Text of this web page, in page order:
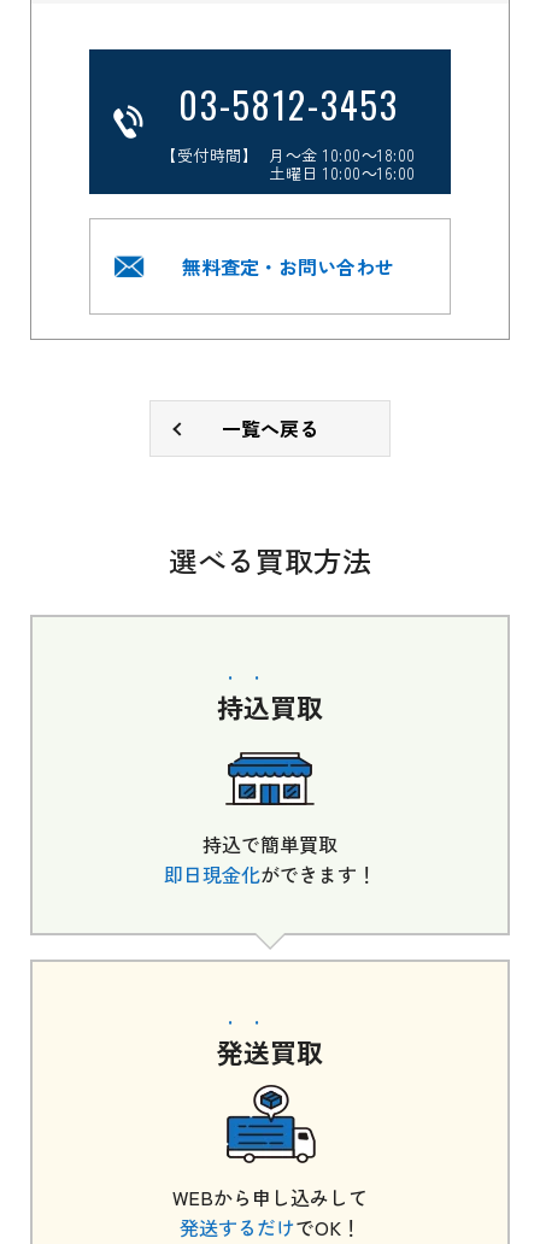
03-5812-3453
【受付時間】 月～金 10:00～18:00
土曜日 10:00～16:00
無料査定・お問い合わせ
一覧へ戻る
選べる買取方法
持込買取
持込で簡単買取
即日現金化ができます！
発送買取
WEBから申し込みして
発送するだけでOK！